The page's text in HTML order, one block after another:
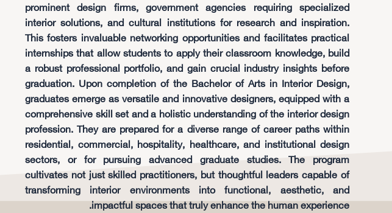
prominent design firms, government agencies requiring specialized
interior solutions, and cultural institutions for research and inspiration.
This fosters invaluable networking opportunities and facilitates practical
internships that allow students to apply their classroom knowledge, build
a robust professional portfolio, and gain crucial industry insights before
graduation. Upon completion of the Bachelor of Arts in Interior Design,
graduates emerge as versatile and innovative designers, equipped with a
comprehensive skill set and a holistic understanding of the interior design
profession. They are prepared for a diverse range of career paths within
residential, commercial, hospitality, healthcare, and institutional design
sectors, or for pursuing advanced graduate studies. The program
cultivates not just skilled practitioners, but thoughtful leaders capable of
transforming interior environments into functional, aesthetic, and
impactful spaces that truly enhance the human experience.